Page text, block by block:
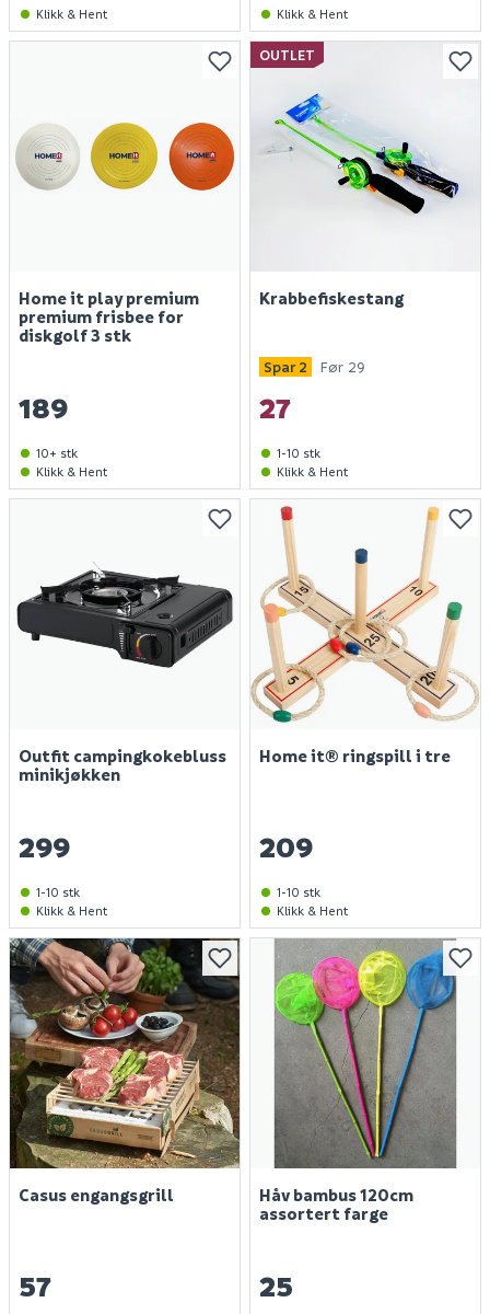
Klikk & Hent
Klikk & Hent
Home it play premium
premium frisbee for
diskgolf 3 stk
189
10+ stk
Klikk & Hent
OUTLET
Krabbefiskestang
27
Spar 2 Før 29
1-10 stk
Klikk & Hent
Outfit campingkokebluss
minikjøkken
299
1-10 stk
Klikk & Hent
Home it® ringspill i tre
209
1-10 stk
Klikk & Hent
Casus engangsgrill
57
Håv bambus 120cm
assortert farge
25